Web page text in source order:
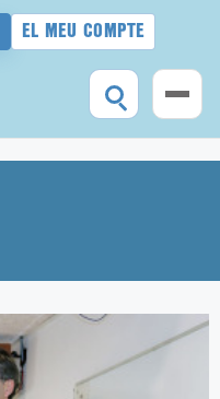
EL MEU COMPTE